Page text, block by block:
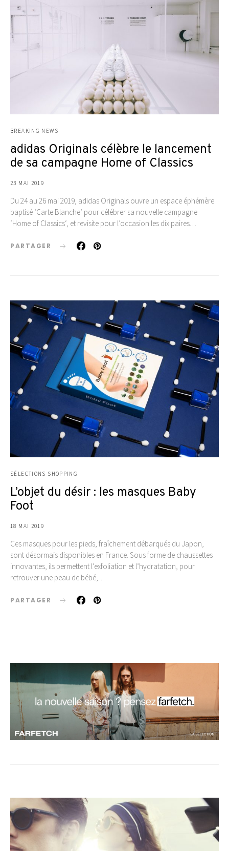
BREAKING NEWS
adidas Originals célèbre le lancement
de sa campagne Home of Classics
23 MAI 2019
Du 24 au 26 mai 2019, adidas Originals ouvre un espace éphémère
baptisé ‘Carte Blanche’ pour célébrer sa nouvelle campagne
‘Home of Classics‘, et revisite pour l’occasion les dix paires…
PARTAGER
SÉLECTIONS SHOPPING
L’objet du désir : les masques Baby
Foot
18 MAI 2019
Ces masques pour les pieds, fraîchement débarqués du Japon,
sont désormais disponibles en France. Sous forme de chaussettes
innovantes, ils permettent l’exfoliation et l’hydratation, pour
retrouver une peau de bébé,…
PARTAGER